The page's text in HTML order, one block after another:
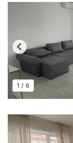
1 / 6
Previous